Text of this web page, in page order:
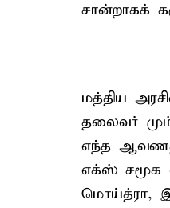
சான்றாகக்
மத்திய
தலைவர்
எந்த
எக்ஸ் சமூக
மொய்த்ரா,